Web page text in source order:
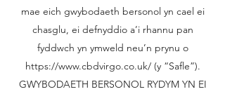
mae eich gwybodaeth bersonol yn cael ei
chasglu, ei defnyddio a’i rhannu pan
fyddwch yn ymweld neu’n prynu o
https://www.cbdvirgo.co.uk/(y “Safle”).
GWYBODAETH BERSONOL RYDYM YN EI